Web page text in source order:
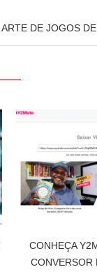
ARTE DE JOGOS
CONHEÇA
CONVERSOR